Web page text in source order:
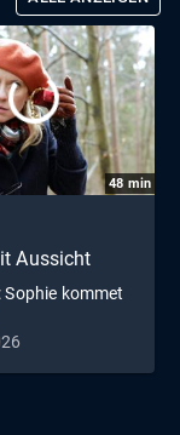
telefonisch um
48 min
Aussicht
Sophie kommet